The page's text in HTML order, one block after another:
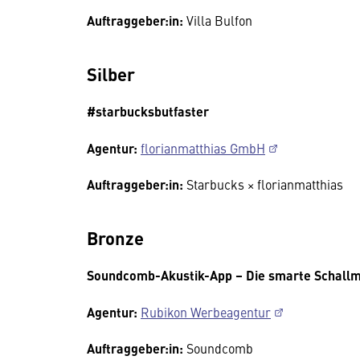
Auftraggeber:in: Villa Bulfon
Silber
#starbucksbutfaster
Agentur: florianmatthias GmbH
Auftraggeber:in: Starbucks × florianmatthias
Bronze
Soundcomb-Akustik-App – Die smarte
Agentur: Rubikon Werbeagentur
Auftraggeber:in: Soundcomb